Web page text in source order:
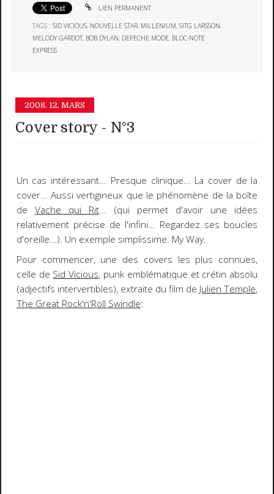
LIEN PERMANENT
TAGS :SID VICIOUS, NOUVELLE STAR, MILLENIUM,SITG LARSSON,
MELODY GARDOT, BOB DYLAN, DEPECHE MODE, BLOC-NOTE
EXPRESS
2008. 12. MARS
Cover story - N°3
Un cas intéressant... Presque clinique... La coverde la
cover... Aussi vertigineux que le phénomène de la boîte
de Vache qui Rit... (qui permet d'avoir une idées
relativement précise de l'infini... Regardez ses boucles
d'oreille...). Un exemple simplissime: My Way.
Pour commencer, une des covers les plus connues,
celle de Sid Vicious, punk emblématique et crétin absolu
(adjectifs intervertibles), extraite du film de Julien Temple,
The Great Rock'n'Roll Swindle: